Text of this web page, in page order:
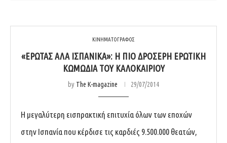
ΚΙΝΗΜΑΤΟΓΡΑΦΟΣ
«ΈΡΩΤΑΣ ΑΛΆ ΙΣΠΑΝΙΚΆ»: Η ΠΙΟ ΔΡΟΣΕΡΉ ΕΡΩΤΙΚΉ
ΚΩΜΩΔΊΑ ΤΟΥ ΚΑΛΟΚΑΙΡΙΟΎ
by The K-magazine 29/07/2014
Η μεγαλύτερη εισπρακτική επιτυχία όλων των εποχών
στην Ισπανία που κέρδισε τις καρδιές 9.500.000 θεατών,